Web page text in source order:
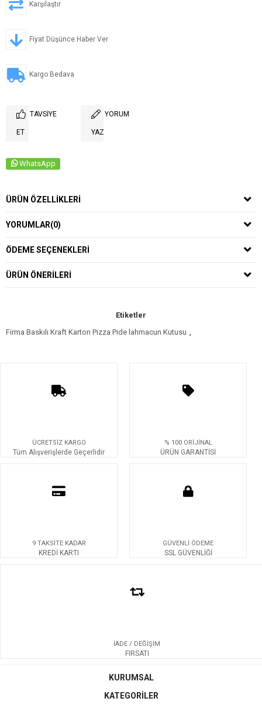
Karşılaştır
Fiyat Düşünce Haber Ver
Kargo Bedava
TAVSIYE
ET
YORUM
YAZ
WhatsApp
ÜRÜN ÖZELLIKLERI
YORUMLAR(0)
ÖDEME SEÇENEKLERI
ÜRÜN ÖNERILERI
Etiketler
Firma Baskılı Kraft Karton Pizza Pide lahmacun Kutusu
ÜCRETSİZ KARGO
Tüm Alışverişlerde Geçerlidir
% 100 ORİJİNAL
ÜRÜN GARANTİSİ
9 TAKSİTE KADAR
KREDİ KARTI
GÜVENLİ ÖDEME
SSL GÜVENLİĞİ
İADE / DEĞİŞİM
FIRSATI
KURUMSAL
KATEGORİLER